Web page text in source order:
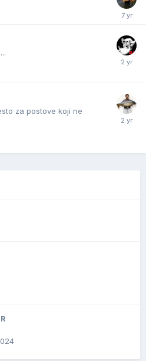
za postove koji ne